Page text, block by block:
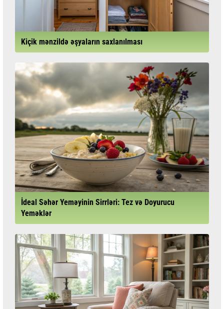
Kiçik mənzildə əşyaların saxlanılması
İdeal Səhər Yeməyinin Sirrləri: Tez və Doyurucu
Yeməklər